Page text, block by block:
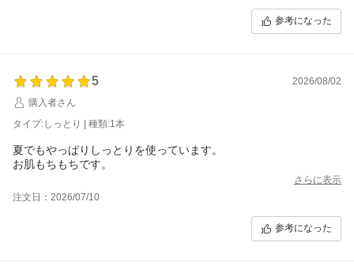
参考になった
5
2026/08/02
購入者さん
タイプ:しっとり | 種類:1本
夏でもやっぱりしっとりを使っています。
お肌もちもちです。
さらに表示
注文日：2026/07/10
参考になった